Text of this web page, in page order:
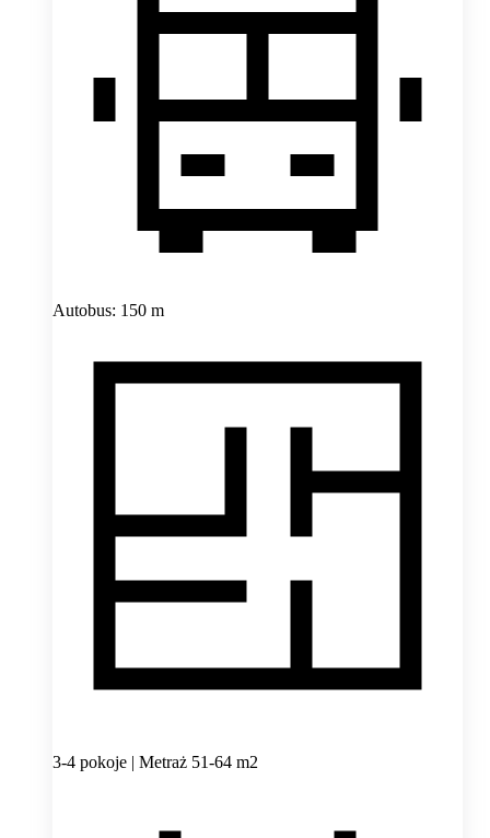
Autobus: 150 m
3-4 pokoje | Metraż 51-64 m2